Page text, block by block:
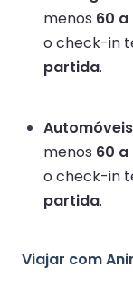
menos 60
o check-in
partida.
menos 60
o check-in
partida.
Viajar com